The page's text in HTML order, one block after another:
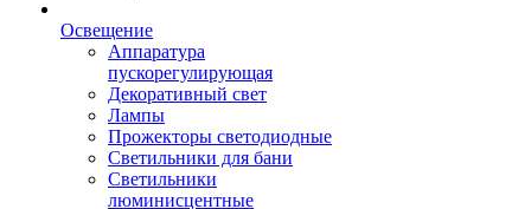
Освещение
Аппаратура
пускорегулирующая
Декоративный свет
Лампы
Прожекторы светодиодные
Светильники для бани
Светильники
люминисцентные